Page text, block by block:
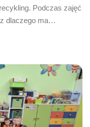
Podczas zajęć
dlaczego ma…